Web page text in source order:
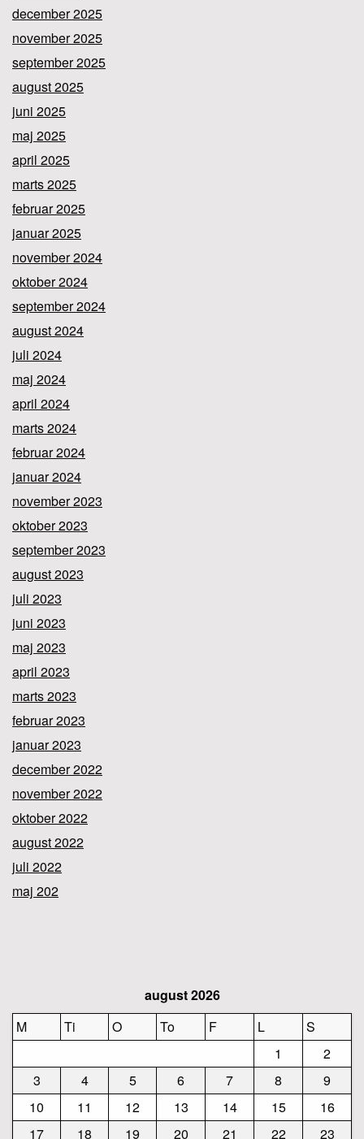
december 2025
november 2025
september 2025
august 2025
juni 2025
maj 2025
april 2025
marts 2025
februar 2025
januar 2025
november 2024
oktober 2024
september 2024
august 2024
juli 2024
maj 2024
april 2024
marts 2024
februar 2024
januar 2024
november 2023
oktober 2023
september 2023
august 2023
juli 2023
juni 2023
maj 2023
april 2023
marts 2023
februar 2023
januar 2023
december 2022
november 2022
oktober 2022
august 2022
juli 2022
maj 202
august 2026
M
Ti O To F L
S
1
2
3
4 5 6 7 8
9
10
11 12 13 14 15
16
17
18 19 20 21 22 23